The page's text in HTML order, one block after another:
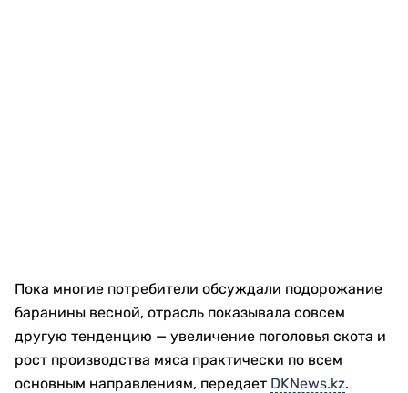
Пока многие потребители обсуждали подорожание
баранины весной, отрасль показывала совсем
другую тенденцию — увеличение поголовья скота и
рост производства мяса практически по всем
основным направлениям, передает DKNews.kz.